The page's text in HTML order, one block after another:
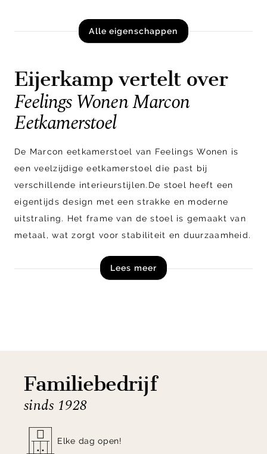
Alle eigenschappen
Eijerkamp vertelt over
Feelings Wonen Marcon
Eetkamerstoel
De Marcon eetkamerstoel van Feelings Wonen is
een veelzijdige eetkamerstoel die past bij
verschillende interieurstijlen.De stoel heeft een
eigentijds design met een strakke en moderne
uitstraling. Het frame van de stoel is gemaakt van
metaal, wat zorgt voor stabiliteit en duurzaamheid.
en rugleuning die zijn bekleed met hoogwaardige
zitplaats in andere ruimtes, zoals de woonkamer of
studeerkamer. De stoel is verkrijgbaar in diverse
Lees meer
Familiebedrijf
sinds 1928
Elke dag open!